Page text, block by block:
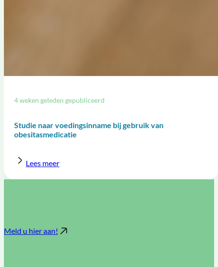
Studie naar voedingsinname bij gebruik van
obesitasmedicatie
4 weken geleden gepubliceerd
Lees meer
Meld u hier aan!